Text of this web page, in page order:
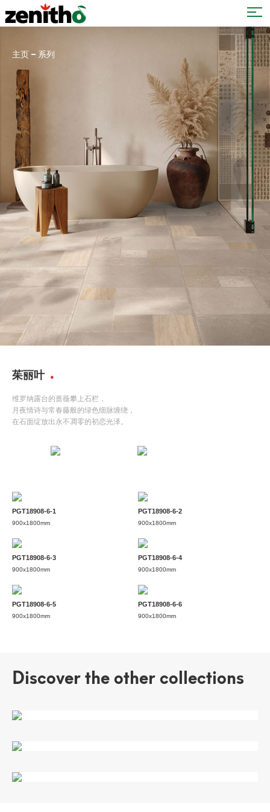
主页 – 系列
茱丽叶
维罗纳露台的蔷薇攀上石栏，
月夜情诗与常春藤般的绿色细脉缠绕，
在石面绽放出永不凋零的初恋光泽。
PGT18908-6-1
900x1800mm
PGT18908-6-2
900x1800mm
PGT18908-6-3
900x1800mm
PGT18908-6-4
900x1800mm
PGT18908-6-5
900x1800mm
PGT18908-6-6
900x1800mm
Discover the other collections